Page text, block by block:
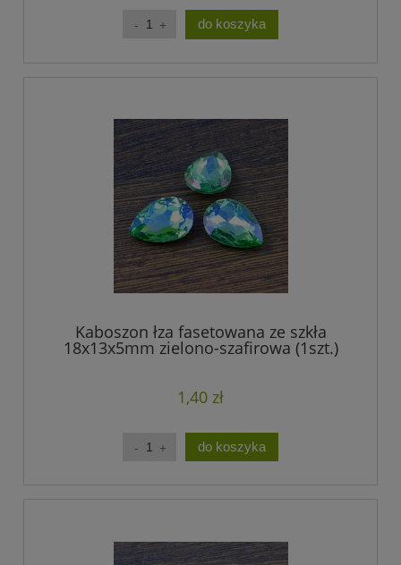
do koszyka
Kaboszon łza fasetowana ze szkła
18x13x5mm zielono-szafirowa (1szt.)
1,40 zł
do koszyka